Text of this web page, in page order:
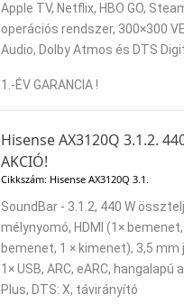
Apple TV, Netflix, HBO GO,
operációs rendszer, 300×300
Audio, Dolby Atmos és DTS
1.-ÉV GARANCIA !
Hisense AX3120Q 3.1.2.
AKCIÓ!
Cikkszám: Hisense AX3120Q 3.1.
SoundBar - 3.1.2, 440 W
mélynyomó, HDMI (1×
bemenet, 1 × kimenet), 3,5
1× USB, ARC, eARC,
Plus, DTS: X, távirányító